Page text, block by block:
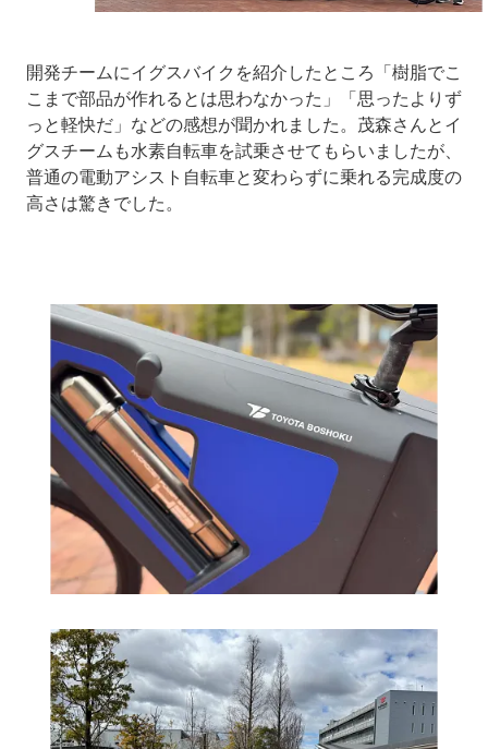
開発チームにイグスバイクを紹介したところ「樹脂でこ
こまで部品が作れるとは思わなかった」「思ったよりず
っと軽快だ」などの感想が聞かれました。茂森さんとイ
グスチームも水素自転車を試乗させてもらいましたが、
普通の電動アシスト自転車と変わらずに乗れる完成度の
高さは驚きでした。